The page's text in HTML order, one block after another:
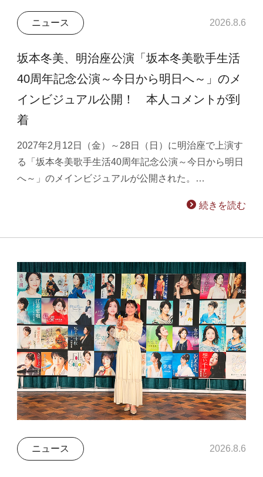
ニュース 2026.8.6
坂本冬美、明治座公演「坂本冬美歌手生活
40周年記念公演～今日から明日へ～」のメ
インビジュアル公開！ 本人コメントが到
着
2027年2月12日（金）～28日（日）に明治座で上演す
る「坂本冬美歌手生活40周年記念公演～今日から明日
へ～」のメインビジュアルが公開された。…
続きを読む
ニュース 2026.8.6